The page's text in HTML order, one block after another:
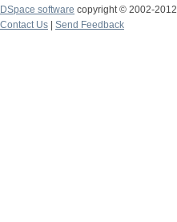
DSpace software copyright © 2002-2012
Contact Us | Send Feedback